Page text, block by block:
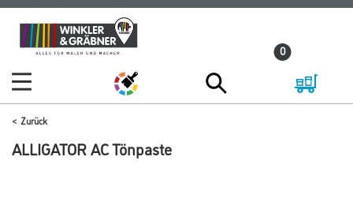
Zum
Inhalt
Zum
Navigationsmenü
0
Zurück
ALLIGATOR AC Tönpaste